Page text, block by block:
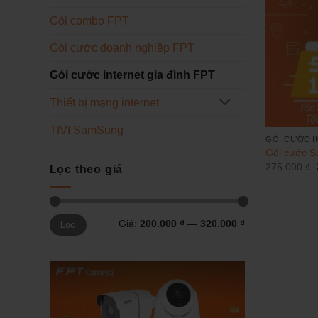
Gói combo FPT
Gói cước doanh nghiệp FPT
Gói cước internet gia đình FPT
Thiết bị mạng internet
TIVI SamSung
Lọc theo giá
Giá
thiểu
Giá
đa
Lọc Giá: 200.000 ₫ — 320.000 ₫
GÓI CƯỚC
Gói cước
275.000₫